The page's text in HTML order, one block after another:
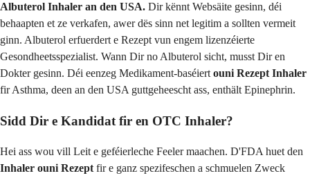
Albuterol Inhaler an den USA. Dir kënnt Websäite gesinn, déi
behaapten et ze verkafen, awer dës sinn net legitim a sollten vermeit
ginn. Albuterol erfuerdert e Rezept vun engem lizenzéierte
Gesondheetsspezialist. Wann Dir no Albuterol sicht, musst Dir en
Dokter gesinn. Déi eenzeg Medikament-baséiert ouni Rezept Inhaler
fir Asthma, deen an den USA guttgeheescht ass, enthält Epinephrin.
Sidd Dir e Kandidat fir en OTC Inhaler?
Hei ass wou vill Leit e geféierleche Feeler maachen. D'FDA huet den
Inhaler ouni Rezeptfir e ganz spezifeschen a schmuelen Zweck